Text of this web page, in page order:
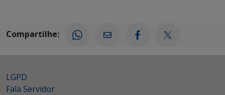
Compartilhe:
LGPD
Fala Servidor